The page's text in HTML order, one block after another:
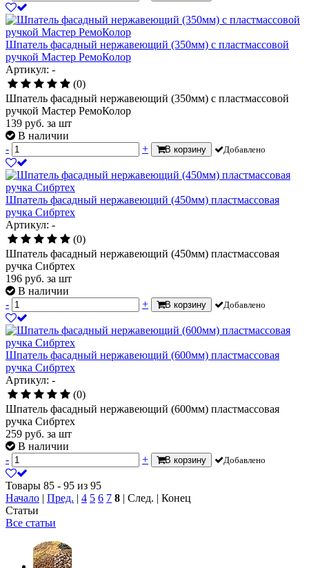
Шпатель фасадный нержавеющий (350мм) с пластмассовой
ручкой Мастер РемоКолор
Артикул: -
(0)
Шпатель фасадный нержавеющий (350мм) с пластмассовой
ручкой Мастер РемоКолор
139 руб. за шт
В наличии
-
+ В корзину Добавлено
Шпатель фасадный нержавеющий (450мм) пластмассовая
ручка Сибртех
Артикул: -
(0)
Шпатель фасадный нержавеющий (450мм) пластмассовая
ручка Сибртех
196 руб. за шт
В наличии
-
+ В корзину Добавлено
Шпатель фасадный нержавеющий (600мм) пластмассовая
ручка Сибртех
Артикул: -
(0)
Шпатель фасадный нержавеющий (600мм) пластмассовая
ручка Сибртех
259 руб. за шт
В наличии
-
+ В корзину Добавлено
Товары 85 - 95 из 95
Начало | Пред. | 4 5 6 7 8 | След. | Конец
Статьи
Все статьи